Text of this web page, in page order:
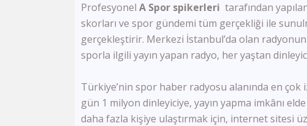
Profesyonel A Spor spikerleri tarafından
skorları ve spor gündemi tüm gerçekliği ile
gerçekleştirir. Merkezi İstanbul’da olan
sporla ilgili yayın yapan radyo, her yaştan
Türkiye’nin spor haber radyosu alanında en
gün 1 milyon dinleyiciye, yayın yapma imkânı
daha fazla kişiye ulaştırmak için, internet sitesi